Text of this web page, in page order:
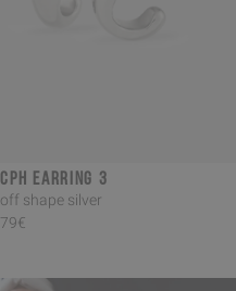
CPH EARRING 3
off shape silver
79€